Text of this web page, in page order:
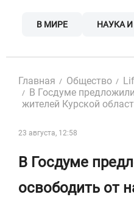
В МИРЕ НАУКА
Главная Общество
В Госдуме
жителей Курской
23 августа, 12:58
В Госдуме
освободить от